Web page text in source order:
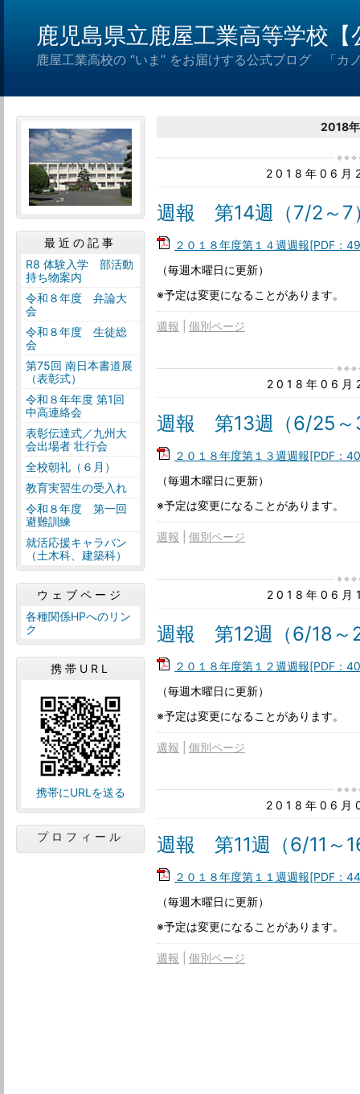
鹿児島県立鹿屋工業高等学校
鹿屋工業高校の “いま” をお届けする公式ブログ 「カ
2018
2018年06月
週報 第14週（7/2～7
２０１８年度第１４週週報[PDF：
（毎週木曜日に更新）
※予定は変更になることがあります。
週報 個別ページ
2018年06月
週報 第13週（6/25～
２０１８年度第１３週週報[PDF：
（毎週木曜日に更新）
※予定は変更になることがあります。
週報 個別ページ
2018年06月
週報 第12週（6/18～
２０１８年度第１２週週報[PDF：
（毎週木曜日に更新）
※予定は変更になることがあります。
週報 個別ページ
2018年06月
週報 第11週（6/11～
２０１８年度第１１週週報[PDF：
（毎週木曜日に更新）
※予定は変更になることがあります。
週報 個別ページ
最近の記事
R8 体験入学 部活動
持ち物案内
令和８年度 弁論大
会
令和８年度 生徒総
会
第75回 南日本書道展
（表彰式）
令和８年年度 第1回
中高連絡会
表彰伝達式／九州大
会出場者 壮行会
全校朝礼（６月）
教育実習生の受入れ
令和８年度 第一回
避難訓練
就活応援キャラバン
（土木科、建築科）
ウェブページ
各種関係HPへのリン
ク
携帯URL
携帯にURLを送る
プロフィール